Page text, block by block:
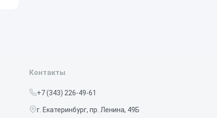
Контакты
+7 (343) 226-49-61
г. Екатеринбург, пр. Ленина, 49Б